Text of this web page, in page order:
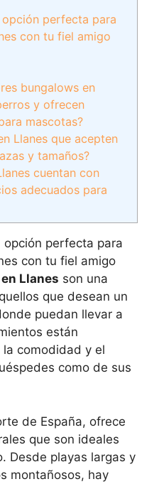
opción perfecta para
con tu fiel amigo
bungalows en
y ofrecen
mascotas?
Llanes que acepten
y tamaños?
cuentan con
adecuados para
opción perfecta para
con tu fiel amigo
Llanes son una
que desean un
puedan llevar a
están
comodidad y el
como de sus
de España, ofrece
que son ideales
Desde playas largas y
montañosos, hay